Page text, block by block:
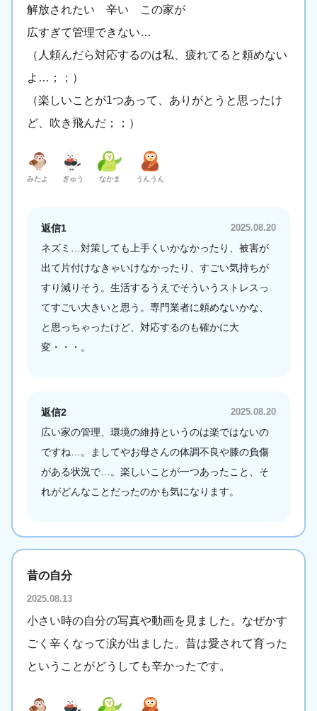
解放されたい 辛い この家が
広すぎて管理できない…
（人頼んだら対応するのは私、疲れてると頼めない
よ…；；）
（楽しいことが1つあって、ありがとうと思ったけ
ど、吹き飛んだ；；）
みたよ ぎゅう なかま うんうん
返信1 2025.08.20
ネズミ…対策しても上手くいかなかったり、被害が
出て片付けなきゃいけなかったり、すごい気持ちが
すり減りそう。生活するうえでそういうストレスっ
てすごい大きいと思う。専門業者に頼めないかな、
と思っちゃったけど、対応するのも確かに大
変・・・。
返信2 2025.08.20
広い家の管理、環境の維持というのは楽ではないの
ですね…。ましてやお母さんの体調不良や膝の負傷
がある状況で…。楽しいことが一つあったこと、そ
れがどんなことだったのかも気になります。
昔の自分
2025.08.13
小さい時の自分の写真や動画を見ました。なぜかす
ごく辛くなって涙が出ました。昔は愛されて育った
ということがどうしても辛かったです。